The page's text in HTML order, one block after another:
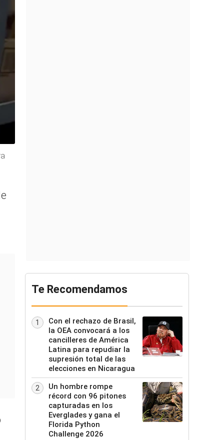
Te Recomendamos
1
Con el rechazo de Brasil,
la OEA convocará a los
cancilleres de América
Latina para repudiar la
supresión total de las
elecciones en Nicaragua
2
Un hombre rompe
récord con 96 pitones
capturadas en los
Everglades y gana el
Florida Python
Challenge 2026